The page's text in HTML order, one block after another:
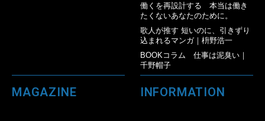
働くを再設計する 本当は働き
たくないあなたのために。
歌人が推す 短いのに、引きずり
込まれるマンガ｜枡野浩一
BOOKコラム 仕事は泥臭い｜
千野帽子
MAGAZINE INFORMATION